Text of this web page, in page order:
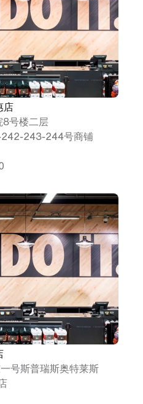
店
8号楼二层
243-244号商铺
号斯普瑞斯奥特莱斯